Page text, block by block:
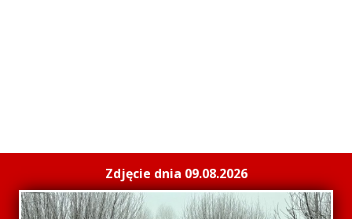
Zdjęcie dnia 09.08.2026